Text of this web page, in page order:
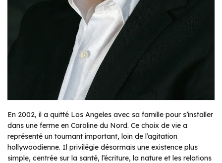
En 2002, il a quitté Los Angeles avec sa famille pour s’installer
dans une ferme en Caroline du Nord. Ce choix de vie a
représenté un tournant important, loin de l’agitation
hollywoodienne. Il privilégie désormais une existence plus
simple, centrée sur la santé, l’écriture, la nature et les relations